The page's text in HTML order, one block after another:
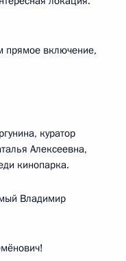
прямое включение,
куратор
Алексеевна,
кинопарка.
Владимир